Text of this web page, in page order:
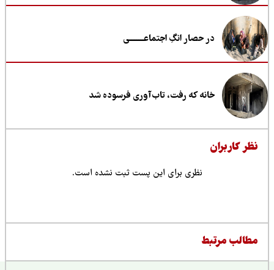
در حصار انگِ اجتماعــــــــی
خانه که رفت، تاب‌آوری فرسوده شد
کاربران
نظری برای این پست ثبت نشده است.
مرتبط